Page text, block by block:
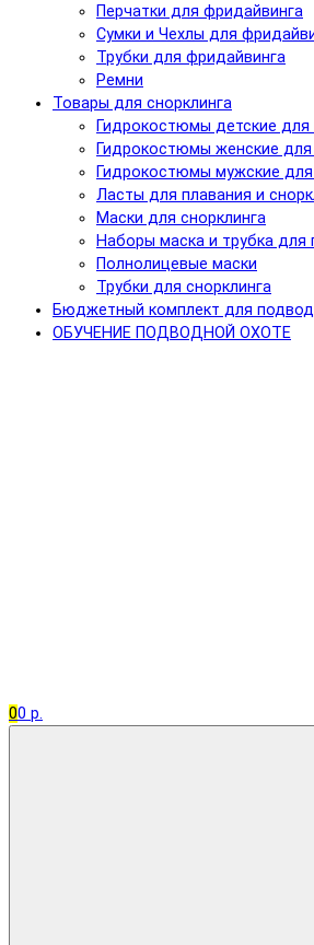
Перчатки для фридайвинга
Сумки и Чехлы для
Трубки для фридайвинга
Ремни
Товары для снорклинга
Гидрокостюмы детские
Гидрокостюмы женские
Гидрокостюмы мужские
Ласты для плавания и
Маски для снорклинга
Наборы маска и трубка для
Полнолицевые маски
Трубки для снорклинга
Бюджетный комплект для
ОБУЧЕНИЕ ПОДВОДНОЙ ОХОТЕ
00 р.